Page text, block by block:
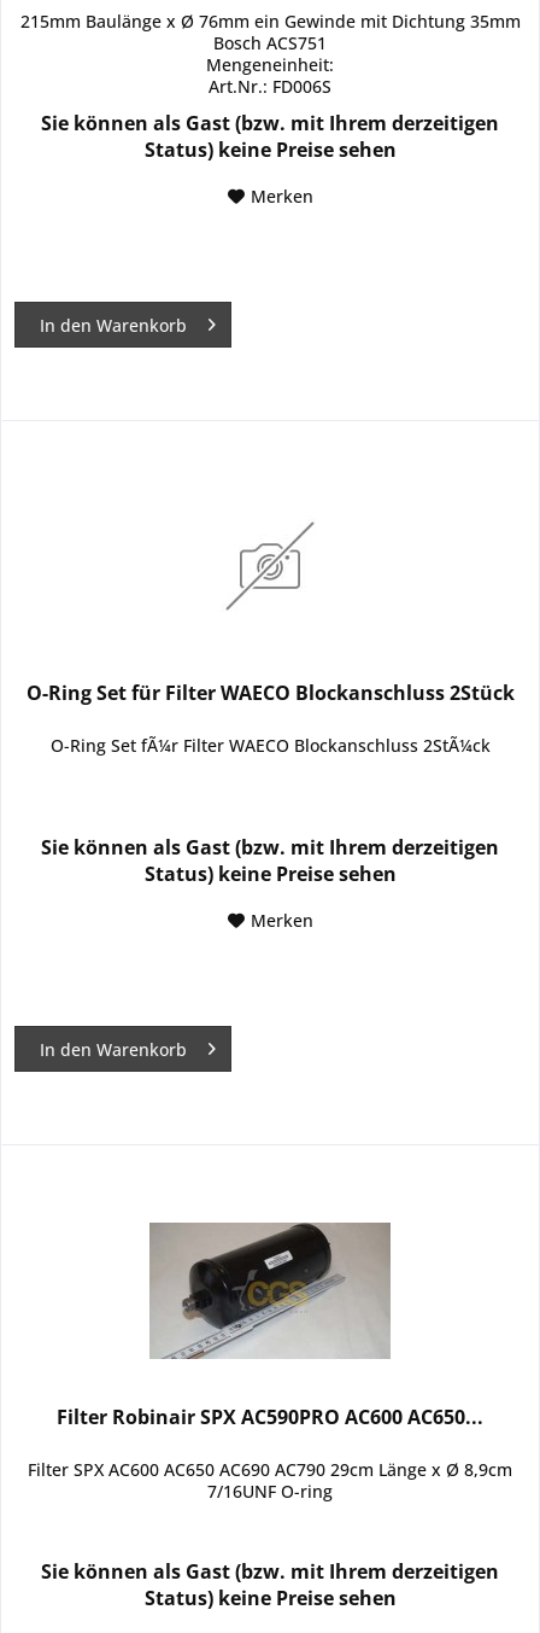
215mm Baulänge x Ø 76mm ein Gewinde mit Dichtung 35mm
Bosch ACS751
Mengeneinheit:
Art.Nr.: FD006S
Sie können als Gast (bzw. mit Ihrem derzeitigen
Status) keine Preise sehen
Merken
In den Warenkorb
O-Ring Set für Filter WAECO Blockanschluss 2Stück
O-Ring Set fÃ¼r Filter WAECO Blockanschluss 2StÃ¼ck
Sie können als Gast (bzw. mit Ihrem derzeitigen
Status) keine Preise sehen
Merken
In den Warenkorb
Filter Robinair SPX AC590PRO AC600 AC650...
Filter SPX AC600 AC650 AC690 AC790 29cm Länge x Ø 8,9cm
7/16UNF O-ring
Sie können als Gast (bzw. mit Ihrem derzeitigen
Status) keine Preise sehen